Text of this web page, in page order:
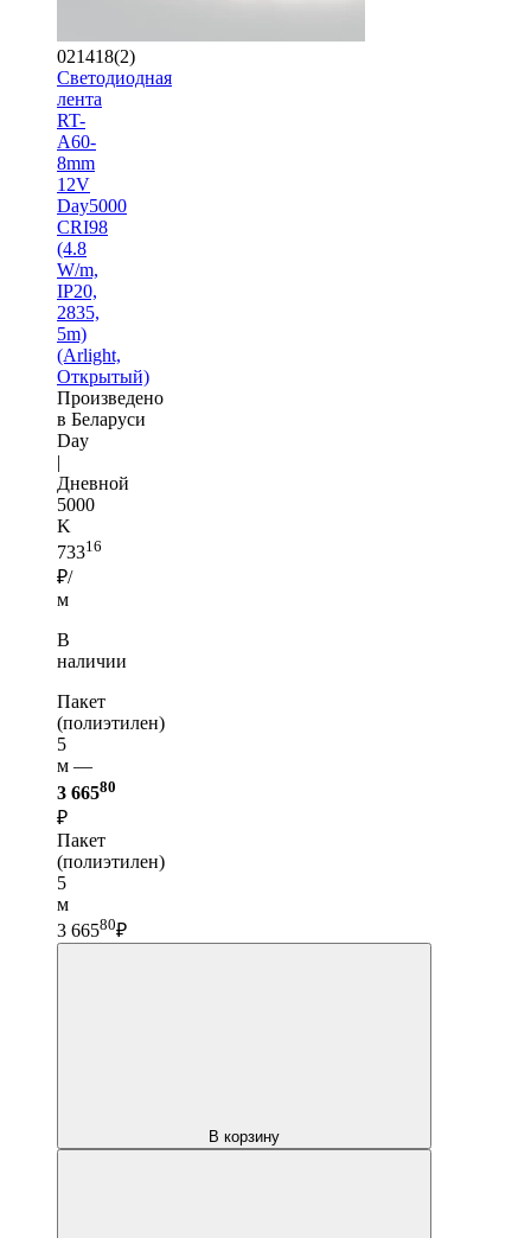
021418(2)
Светодиодная
лента
RT-
A60-
8mm
12V
Day5000
CRI98
(4.8
W/m,
IP20,
2835,
5m)
(Arlight,
Открытый)
Произведено
в Беларуси
Day
|
Дневной
5000
K
73316
₽/
м
В
наличии
Пакет
(полиэтилен)
5
м —
3 66580
₽
Пакет
(полиэтилен)
5
м
3 66580₽
В корзину